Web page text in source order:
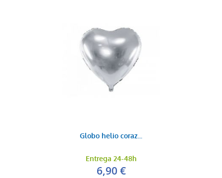
Globo helio coraz...
Entrega 24-48h
6,90 €